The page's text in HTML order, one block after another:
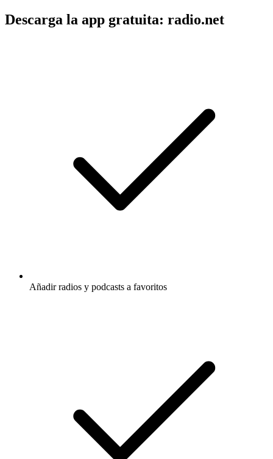
Descarga la app gratuita: radio.net
Añadir radios y podcasts a favoritos